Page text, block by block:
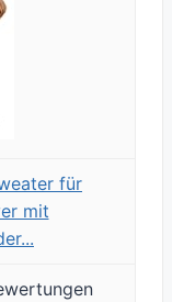
für
mit